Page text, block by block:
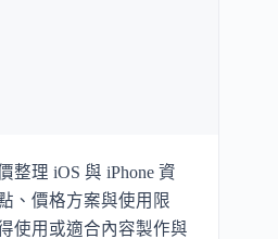
整理 iOS 與 iPhone 資
、價格方案與使用限
使用或適合內容製作與